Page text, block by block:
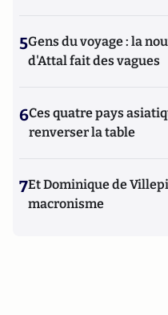
5Gens du voyage : la
d'Attal fait des vagues
6Ces quatre pays
renverser la table
7Et Dominique de
macronisme